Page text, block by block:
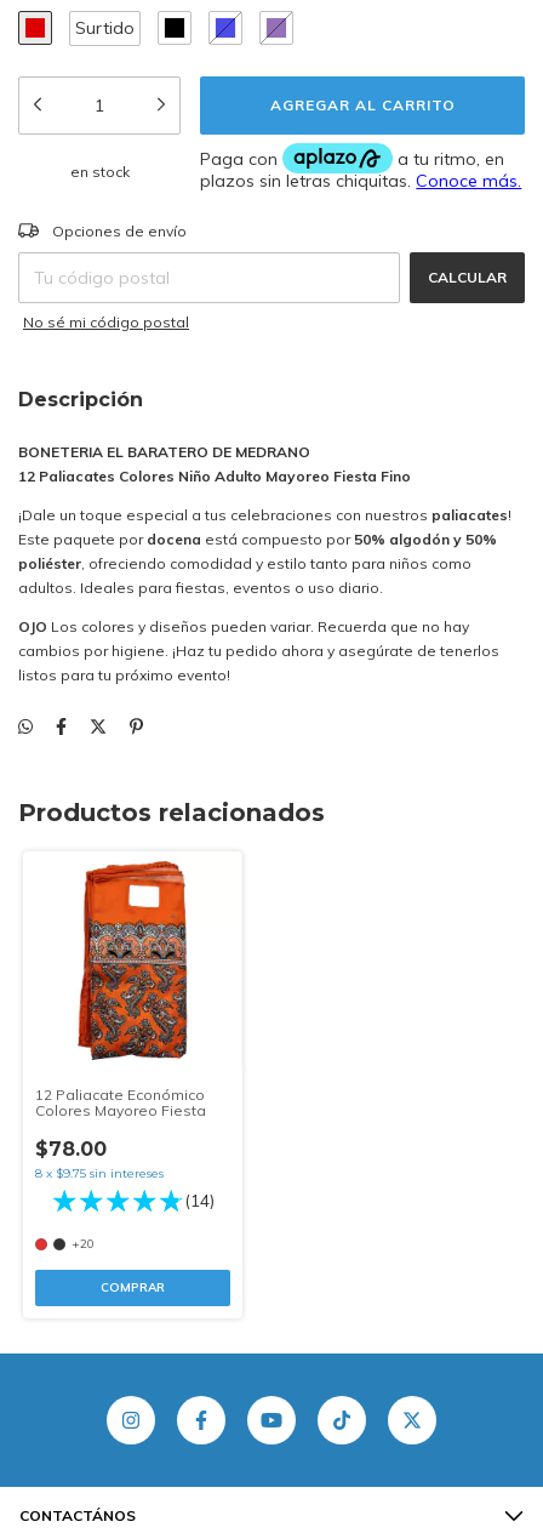
Surtido
en stock
Entregas para el CP:
Opciones de envío
CALCULAR
No sé mi código postal
Descripción
BONETERIA EL BARATERO DE MEDRANO
12 Paliacates Colores Niño Adulto Mayoreo Fiesta Fino
¡Dale un toque especial a tus celebraciones con nuestros paliacates!
Este paquete por docena está compuesto por 50% algodón y 50%
poliéster , ofreciendo comodidad y estilo tanto para niños como
adultos. Ideales para fiestas, eventos o uso diario.
OJO Los colores y diseños pueden variar. Recuerda que no hay
cambios por higiene. ¡Haz tu pedido ahora y asegúrate de tenerlos
listos para tu próximo evento!
Productos relacionados
12 Paliacate Económico
Colores Mayoreo Fiesta
$78.00
8 x $9.75 sin intereses
(14)
+20
COMPRAR
CONTACTÁNOS